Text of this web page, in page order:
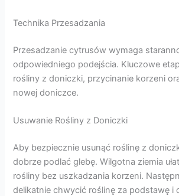
Technika Przesadzania
Przesadzanie cytrusów wymaga
odpowiedniego podejścia. Kluczowe
rośliny z doniczki, przycinanie korzeni
nowej doniczce.
Usuwanie Rośliny z Doniczki
Aby bezpiecznie usunąć roślinę z
dobrze podlać glebę. Wilgotna ziemia
rośliny bez uszkadzania korzeni.
delikatnie chwycić roślinę za podstawę i